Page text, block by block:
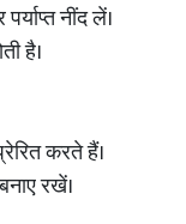
नींद लें।
है।
करते हैं।
रखें।